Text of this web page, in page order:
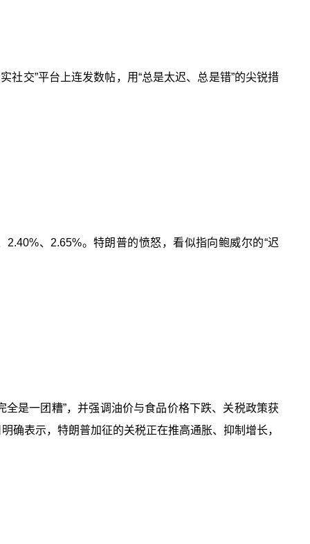
交”平台上连发数帖，用“总是太迟、总是错”的尖锐措
、2.65%。特朗普的愤怒，看似指向鲍威尔的“迟
是一团糟”，并强调油价与食品价格下跌、关税政策获
确表示，特朗普加征的关税正在推高通胀、抑制增长，